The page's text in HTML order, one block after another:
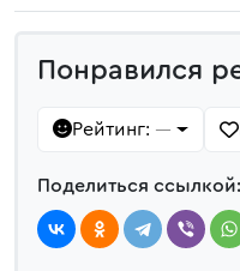
Понравился
Рейтинг: —
Поделиться ссылкой: